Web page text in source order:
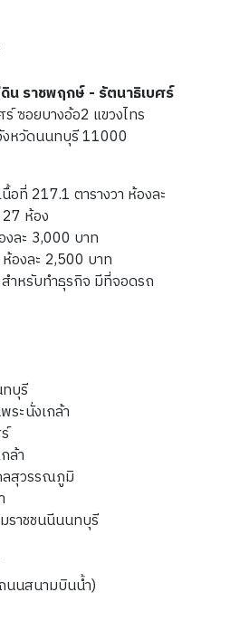
น ราชพฤกษ์ - รัตนาธิเบศร์
ซอยบางอ้อ2 แขวงไทร
งหวัดนนทบุรี 11000
อที่ 217.1 ตารางวา ห้องละ
ห้อง
ละ 3,000 บาท
องละ 2,500 บาท
ำหรับทำธุรกิจ มีที่จอดรถ
บุรี
ระนั่งเกล้า
ล้า
ลสุวรรณภูมิ
ราชชนนีนนทบุรี
นนสนามบินน้ำ)